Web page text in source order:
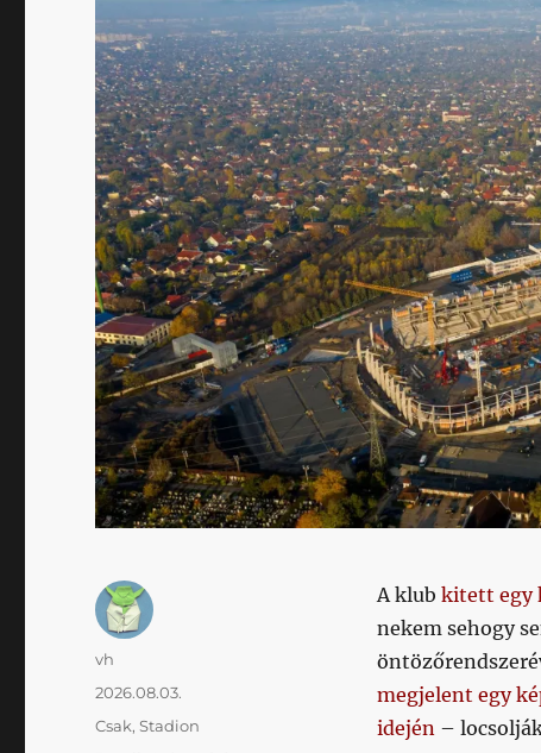
A klub kitett egy
nekem sehogy
megjelent egy
idején–
Szerző
vh
Közzétéve
2026.08.03.
Kategória
Csak,Stadion